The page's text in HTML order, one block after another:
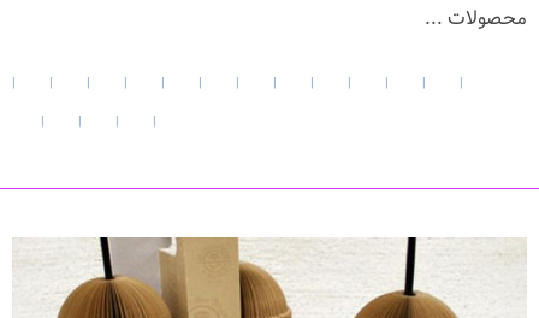
محصولات ...
|
|
|
|
|
|
|
|
|
|
|
|
|
|
|
|
|